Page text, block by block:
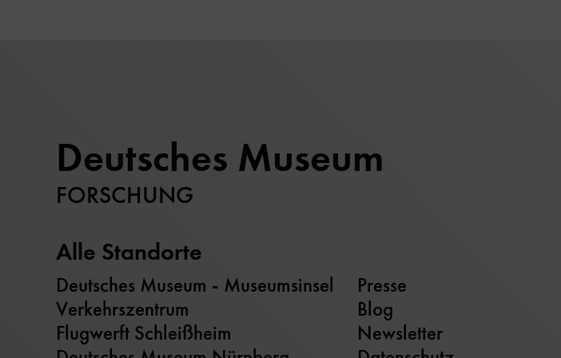
Deutsches Museum
FORSCHUNG
Alle Standorte
Deutsches Museum - Museumsinsel
Verkehrszentrum
Flugwerft Schleißheim
Presse
Blog
Newsletter